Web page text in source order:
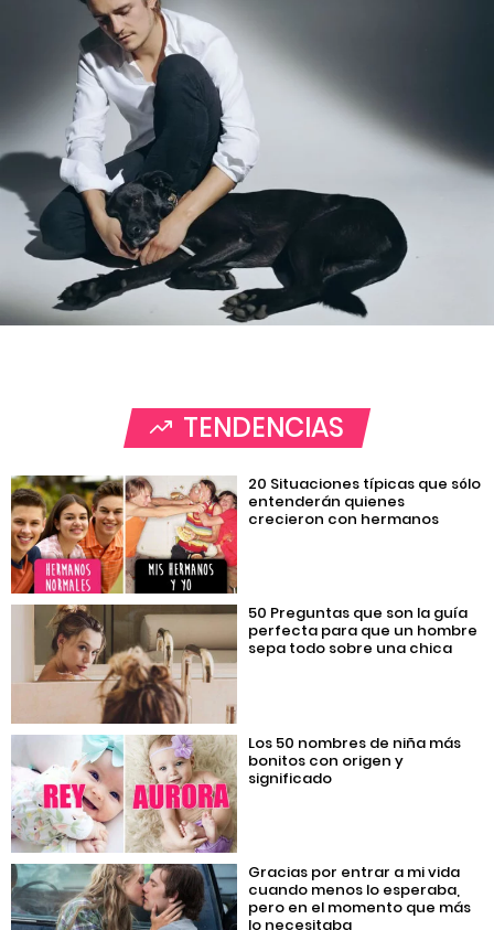
TENDENCIAS
20 Situaciones típicas que sólo
entenderán quienes
crecieron con hermanos
50 Preguntas que son la guía
perfecta para que un hombre
sepa todo sobre una chica
Los 50 nombres de niña más
bonitos con origen y
significado
Gracias por entrar a mi vida
cuando menos lo esperaba,
pero en el momento que más
lo necesitaba